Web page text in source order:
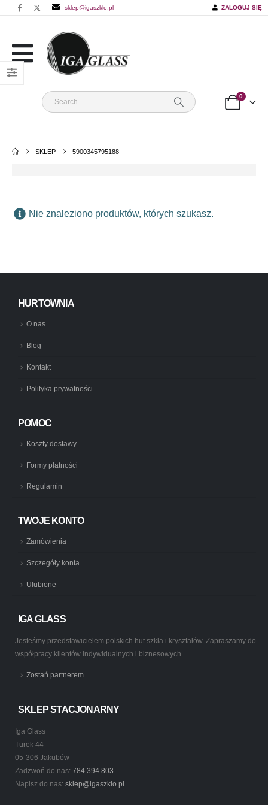
sklep@igaszklo.pl ZALOGUJ SIĘ
0
SKLEP 5900345795188
Nie znaleziono produktów, których szukasz.
HURTOWNIA
O nas
Blog
Kontakt
Polityka prywatności
POMOC
Koszty dostawy
Formy płatności
Regulamin
TWOJE KONTO
Zamówienia
Szczegóły konta
Ulubione
IGA GLASS
Jesteśmy przedstawicielem polskich hut szkła i kryształów. Zapraszamy do
współpracy klientów indywidualnych i biznesowych.
Zostań partnerem
SKLEP STACJONARNY
Iga Glass
Turek 44
05-306 Jakubów
Zadzwoń do nas: 784 394 803
Napisz do nas: sklep@igaszklo.pl